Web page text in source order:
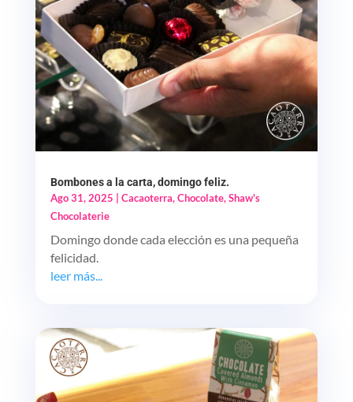
Bombones a la carta, domingo feliz.
Ago 31, 2025
Cacaoterra,Chocolate,Shaw's
Chocolaterie
Domingo donde cada elección es una pequeña
felicidad.
leer más...